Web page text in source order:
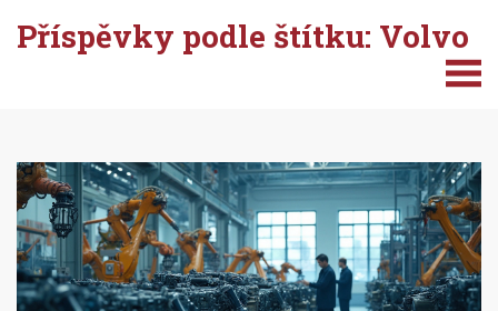
Příspěvky podle štítku: Volvo